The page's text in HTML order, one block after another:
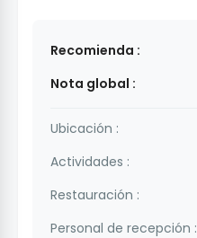
Recomienda :
Nota global :
Ubicación :
Actividades :
Restauración :
Personal de recepción :